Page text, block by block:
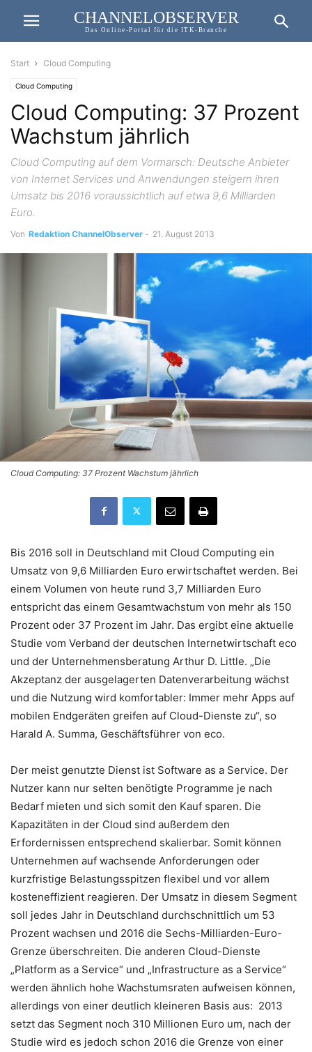
CHANNELOBSERVER
Das Online-Portal für die ITK-Branche
Start Cloud Computing
Cloud Computing
Cloud Computing: 37 Prozent
Wachstum jährlich
Cloud Computing auf dem Vormarsch: Deutsche Anbieter
von Internet Services und Anwendungen steigern ihren
Umsatz bis 2016 voraussichtlich auf etwa 9,6 Milliarden
Euro.
Von Redaktion ChannelObserver - 21. August 2013
Cloud Computing: 37 Prozent Wachstum jährlich
Bis 2016 soll in Deutschland mit Cloud Computing ein
Umsatz von 9,6 Milliarden Euro erwirtschaftet werden. Bei
einem Volumen von heute rund 3,7 Milliarden Euro
entspricht das einem Gesamtwachstum von mehr als 150
Prozent oder 37 Prozent im Jahr. Das ergibt eine aktuelle
Studie vom Verband der deutschen Internetwirtschaft eco
und der Unternehmensberatung Arthur D. Little. „Die
Akzeptanz der ausgelagerten Datenverarbeitung wächst
und die Nutzung wird komfortabler: Immer mehr Apps auf
mobilen Endgeräten greifen auf Cloud-Dienste zu“, so
Harald A. Summa, Geschäftsführer von eco.
Der meist genutzte Dienst ist Software as a Service. Der
Nutzer kann nur selten benötigte Programme je nach
Bedarf mieten und sich somit den Kauf sparen. Die
Kapazitäten in der Cloud sind außerdem den
Erfordernissen entsprechend skalierbar. Somit können
Unternehmen auf wachsende Anforderungen oder
kurzfristige Belastungsspitzen flexibel und vor allem
kosteneffizient reagieren. Der Umsatz in diesem Segment
soll jedes Jahr in Deutschland durchschnittlich um 53
Prozent wachsen und 2016 die Sechs-Milliarden-Euro-
Grenze überschreiten. Die anderen Cloud-Dienste
„Platform as a Service“ und „Infrastructure as a Service“
werden ähnlich hohe Wachstumsraten aufweisen können,
allerdings von einer deutlich kleineren Basis aus: 2013
setzt das Segment noch 310 Millionen Euro um, nach der
Studie wird es jedoch schon 2016 die Grenze von einer